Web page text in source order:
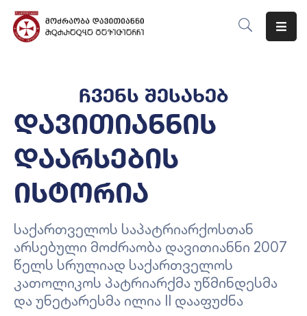
Მიმართულებები
Ღონისძიებები
Ბლოგი
Კონტაქტი
ჩვენს შესახებ
დავითიანნის
დაარსების
ისტორია
საქართველოს საპატრიარქოსთან
არსებული მოძრაობა დავითიანნი 2007
წელს სრულიად საქართველოს
კათოლიკოს პატრიარქმა უწმინდესმა
და უნეტარესმა ილია II დააფუძნა